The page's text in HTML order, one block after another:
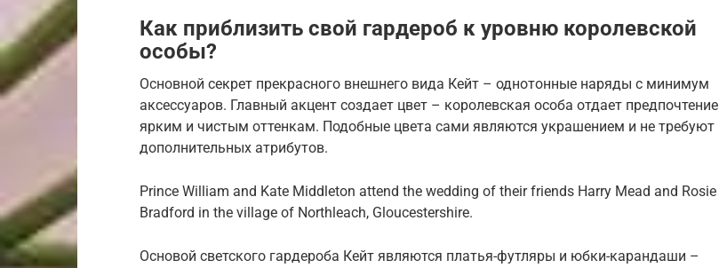
Как приблизить свой гардероб к уровню королевской
особы?
Основной секрет прекрасного внешнего вида Кейт – однотонные наряды с минимум
аксессуаров. Главный акцент создает цвет – королевская особа отдает предпочтение
ярким и чистым оттенкам. Подобные цвета сами являются украшением и не требуют
дополнительных атрибутов.
Prince William and Kate Middleton attend the wedding of their friends Harry Mead and Rosie
Bradford in the village of Northleach, Gloucestershire.
Основой светского гардероба Кейт являются платья-футляры и юбки-карандаши –